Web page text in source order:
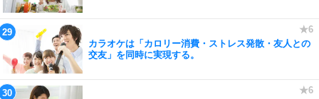
カラオケは「カロリー消費・ストレス発散・友人との
交友」を同時に実現する。